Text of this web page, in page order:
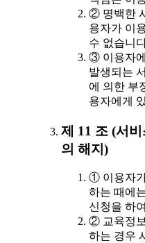
② 명백한
용자가 이
수 없습니
③ 이용자
발생되는
에 의한 부
용자에게
제 11 조 (서
의 해지)
① 이용자
하는 때에
신청을 하
② 교육정
하는 경우